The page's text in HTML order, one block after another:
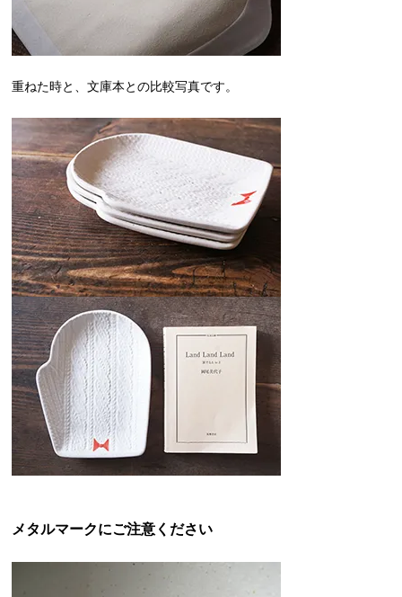
重ねた時と、文庫本との比較写真です。
メタルマークにご注意ください